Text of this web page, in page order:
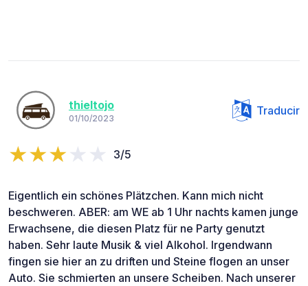
thieltojo
01/10/2023
Traducir
3/5
Eigentlich ein schönes Plätzchen. Kann mich nicht
beschweren. ABER: am WE ab 1 Uhr nachts kamen junge
Erwachsene, die diesen Platz für ne Party genutzt
haben. Sehr laute Musik & viel Alkohol. Irgendwann
fingen sie hier an zu driften und Steine flogen an unser
Auto. Sie schmierten an unsere Scheiben. Nach unserer